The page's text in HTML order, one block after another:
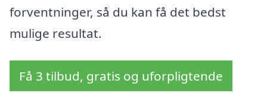
forventninger, så du kan få det bedst
mulige resultat.
Få 3 tilbud, gratis og uforpligtende